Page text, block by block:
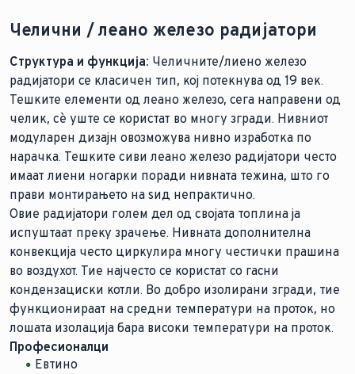
Челични / леано железо радијатори
Структура и функција: Челичните/лиено железо
радијатори се класичен тип, кој потекнува од 19 век.
Тешките елементи од леано железо, сега направени од
челик, сè уште се користат во многу згради. Нивниот
модуларен дизајн овозможува нивно изработка по
нарачка. Тешките сиви леано железо радијатори често
имаат лиени ногарки поради нивната тежина, што го
прави монтирањето на ѕид непрактично.
Овие радијатори голем дел од својата топлина ја
испуштаат преку зрачење. Нивната дополнителна
конвекција често циркулира многу честички прашина
во воздухот. Тие најчесто се користат со гасни
кондензациски котли. Во добро изолирани згради, тие
функционираат на средни температури на проток, но
лошата изолација бара високи температури на проток.
Професионалци
Евтино